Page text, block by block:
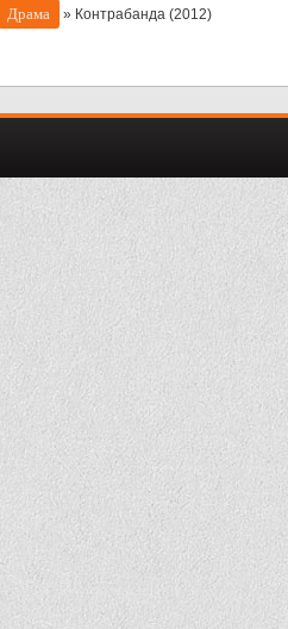
Драма » Контрабанда (2012)